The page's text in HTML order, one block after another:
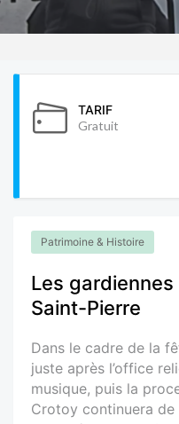
TARIF
Gratuit
Patrimoine & Histoire
Les
Saint-Pierre
Dans le cadre de la
juste après l’office
musique, puis la
Crotoy continuera